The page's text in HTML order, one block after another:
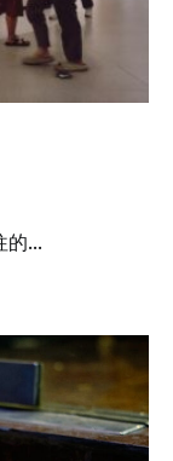
的…